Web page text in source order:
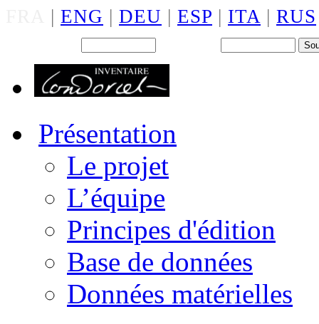
| ENG | DEU | ESP | ITA | RUS
Présentation
Le projet
L’équipe
Principes d'édition
Base de données
Données matérielles